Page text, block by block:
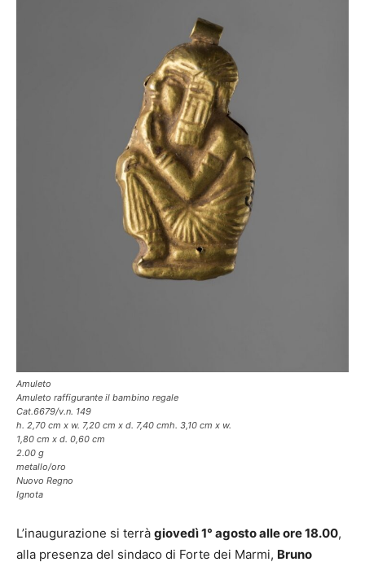
Amuleto
Amuleto raffigurante il bambino regale
Cat.6679/v.n. 149
h. 2,70 cm x w. 7,20 cm x d. 7,40 cmh. 3,10 cm x w.
1,80 cm x d. 0,60 cm
2.00 g
metallo/oro
Nuovo Regno
Ignota
L’inaugurazione si terrà giovedì 1° agosto alle ore 18.00,
alla presenza del sindaco di Forte dei Marmi, Bruno